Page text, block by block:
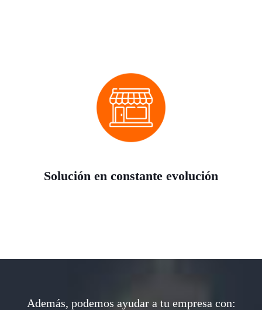
Solución en constante evolución
Además, podemos ayudar a tu empresa con: